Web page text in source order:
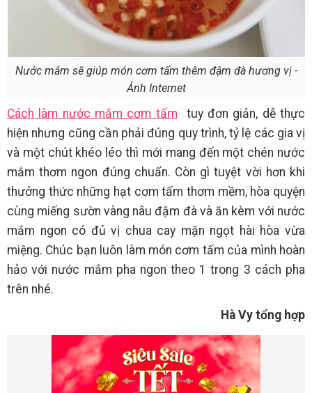
Nước mắm sẽ giúp món cơm tấm thêm đậm đà hương vị -
Ảnh Internet
Cách làm nước mắm cơm tấm tuy đơn giản, dễ thực
hiện nhưng cũng cần phải đúng quy trình, tỷ lệ các gia vị
và một chút khéo léo thì mới mang đến một chén nước
mắm thơm ngon đúng chuẩn. Còn gì tuyệt vời hơn khi
thưởng thức những hạt cơm tấm thơm mềm, hòa quyện
cùng miếng sườn vàng nâu đậm đà và ăn kèm với nước
mắm ngon có đủ vị chua cay mặn ngọt hài hòa vừa
miệng. Chúc bạn luôn làm món cơm tấm của mình hoàn
hảo với nước mắm pha ngon theo 1 trong 3 cách pha
trên nhé.
Hà Vy tổng hợp